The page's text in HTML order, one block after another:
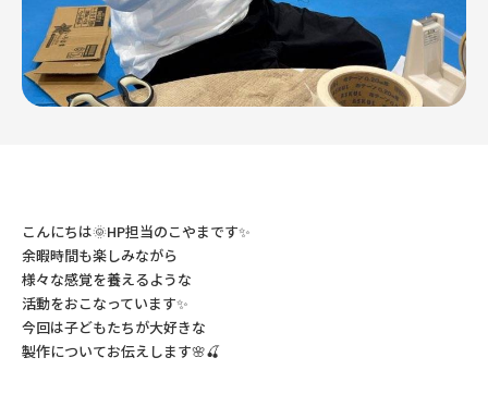
こんにちは🌞HP担当のこやまです✨
余暇時間も楽しみながら
様々な感覚を養えるような
活動をおこなっています✨
今回は子どもたちが大好きな
製作についてお伝えします🌸🍒